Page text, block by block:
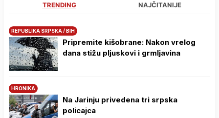
TRENDING NAJČITANIJE
REPUBLIKA SRPSKA / BIH
Pripremite kišobrane: Nakon vrelog
dana stižu pljuskovi i grmljavina
HRONIKA
Na Јarinju privedena tri srpska
policajca